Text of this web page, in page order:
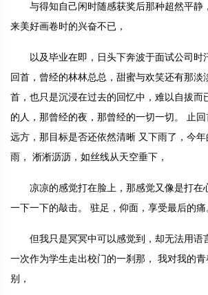
与得知自己闲时随感获奖后那种超然平静
来美好画卷时的兴奋不已，
以及毕业在即，日头下奔波于面试公司时
回首，曾经的林林总总，甜蜜与欢笑还有那淡
首，也只是沉浸在过去的回忆中，难以自拔而
的人，那曾经的夜，那曾经的一切一切。 止
远方，那目标是否还依然清晰 又下雨了，今
雨， 淅淅沥沥，如丝线从天空垂下，
凉凉的感觉打在脸上，那感觉又像是打在
一下一下的敲击。 驻足，仰面，享受最后的痛
但我只是冥冥中可以感觉到，却无法用语
一次作为学生走出校门的一刹那， 我对我的
别，